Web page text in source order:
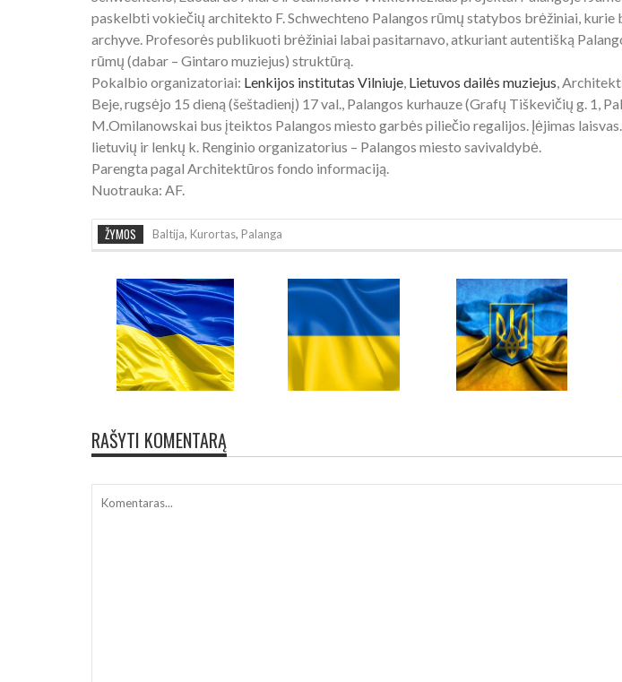
paskelbti vokiečių architekto F. Schwechteno Palangos rūmų statybos brėžiniai, kurie
archyve. Profesorės publikuoti brėžiniai labai pasitarnavo, atkuriant autentišką
rūmų (dabar – Gintaro muziejus) struktūrą.
Pokalbio organizatoriai: Lenkijos institutas Vilniuje, Lietuvos dailės muziejus,
Beje, rugsėjo 15 dieną (šeštadienį) 17 val., Palangos kurhauze (Grafų Tiškevičių g. 1,
M.Omilanowskai bus įteiktos Palangos miesto garbės piliečio regalijos. Įėjimas
lietuvių ir lenkų k. Renginio organizatorius – Palangos miesto savivaldybė.
Parengta pagal Architektūros fondo informaciją.
Nuotrauka: AF.
ŽYMOS Baltija, Kurortas, Palanga
RAŠYTI KOMENTARĄ